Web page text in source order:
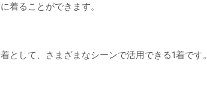
着ることができます。
して、さまざまなシーンで活用できる1着です。